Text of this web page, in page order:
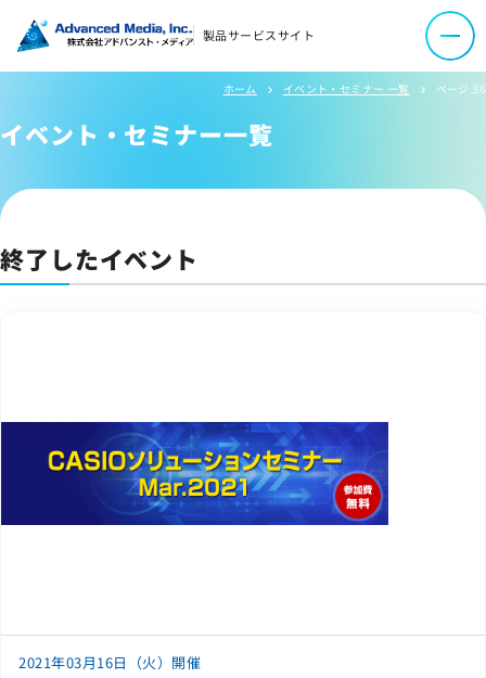
オウンドメディア
コーポレートサイト
サイトマップ
情報セキュリティポリシー
製品サービスサイト
ホーム chevron_right イベント・セミナー 一覧 chevron_right ページ 36
イベント・セミナー一覧
終了したイベント
2021年03月16日（火）開催